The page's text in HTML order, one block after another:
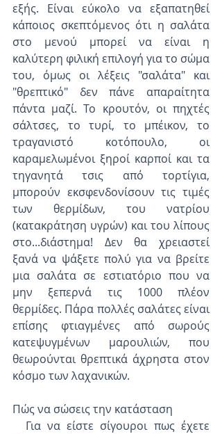
εξής. Είναι εύκολο να εξαπατηθεί
κάποιος σκεπτόμενος ότι η σαλάτα
στο μενού μπορεί να είναι η
καλύτερη φιλική επιλογή για το σώμα
του, όμως οι λέξεις "σαλάτα" και
"θρεπτικό" δεν πάνε απαραίτητα
πάντα μαζί. Το κρουτόν, οι πηχτές
σάλτσες, το τυρί, το μπέικον, το
τραγανιστό κοτόπουλο, οι
καραμελωμένοι ξηροί καρποί και τα
τηγανητά τσις από τορτίγια,
μπορούν εκσφενδονίσουν τις τιμές
των θερμίδων, του νατρίου
(κατακράτηση υγρών) και του λίπους
στο...διάστημα! Δεν θα χρειαστεί
ξανά να ψάξετε πολύ για να βρείτε
μια σαλάτα σε εστιατόριο που να
μην ξεπερνά τις 1000 πλέον
θερμίδες. Πάρα πολλές σαλάτες είναι
επίσης φτιαγμένες από σωρούς
κατεψυγμένων μαρουλιών, που
θεωρούνται θρεπτικά άχρηστα στον
κόσμο των λαχανικών.
Πώς να σώσεις την κατάσταση